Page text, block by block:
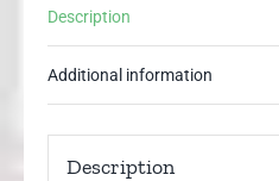
Description
Additional information
Description